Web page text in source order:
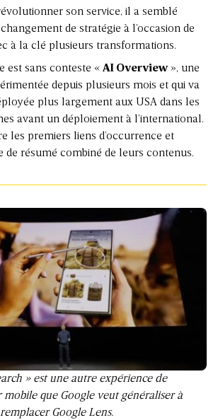
son service, il a semblé
de stratégie à l’occasion de
à la clé plusieurs transformations.
est sans conteste « AI Overview », une
depuis plusieurs mois et qui va
plus largement aux USA dans les
avant un déploiement à l’international.
les premiers liens d’occurrence et
de résumé combiné de leurs contenus.
» est une autre expérience de
mobile que Google veut généraliser à
Google Lens.